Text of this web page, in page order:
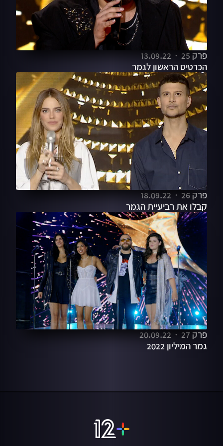
פרק 25
13.09.22
הכרטיס הראשון לגמר
פרק 26
18.09.22
קבלו את רביעיית הגמר
פרק 27
20.09.22
גמר המיליון 2022